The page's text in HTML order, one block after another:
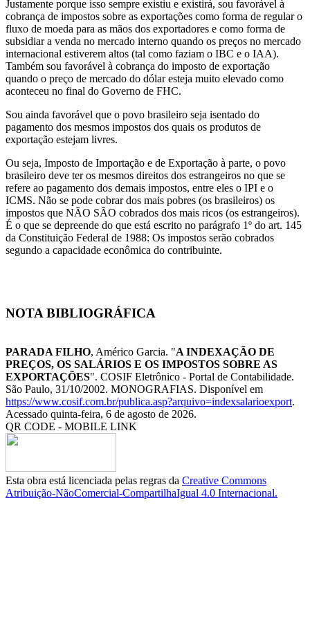
Justamente porque isso sempre existiu e existirá, sou favorável à
cobrança de impostos sobre as exportações como forma de regular o
fluxo de moeda para as mãos dos exportadores e como forma de
subsidiar a venda no mercado interno quando os preços no mercado
internacional estiverem altos (tal como faziam o IBC e o IAA).
Também sou favorável à cobrança do imposto de exportação
quando o preço de mercado do dólar esteja muito elevado como
aconteceu no final do Governo de FHC.
Sou ainda favorável que o povo brasileiro seja isentado do
pagamento dos mesmos impostos dos quais os produtos de
exportação estejam livres.
Ou seja, Imposto de Importação e de Exportação à parte, o povo
brasileiro deve ter os mesmos direitos dos estrangeiros no que se
refere ao pagamento dos demais impostos, entre eles o IPI e o
ICMS. Não se pode cobrar dos mais pobres (os brasileiros) os
impostos que NÃO SÃO cobrados dos mais ricos (os estrangeiros).
É o que se depreende do que está escrito no parágrafo 1º do art. 145
da Constituição Federal de 1988: Os impostos serão cobrados
segundo a capacidade econômica do contribuinte.
NOTA BIBLIOGRÁFICA
PARADA FILHO, Américo Garcia. "A INDEXAÇÃO DE
PREÇOS, OS SALÁRIOS E OS IMPOSTOS SOBRE AS
EXPORTAÇÕES". COSIF Eletrônico - Portal de Contabilidade.
São Paulo, 31/10/2002. MONOGRAFIAS. Disponível em
https://www.cosif.com.br/publica.asp?arquivo=indexsalarioexport.
Acessado quinta-feira, 6 de agosto de 2026.
QR CODE - MOBILE LINK
Esta obra está licenciada pelas regras da Creative Commons
Atribuição-NãoComercial-CompartilhaIgual 4.0 Internacional.